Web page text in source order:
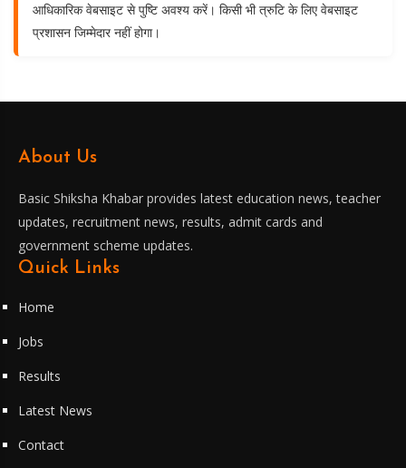
आधिकारिक वेबसाइट से पुष्टि अवश्य करें। किसी भी त्रुटि के लिए वेबसाइट
प्रशासन जिम्मेदार नहीं होगा।
About Us
Basic Shiksha Khabar provides latest education news, teacher
updates, recruitment news, results, admit cards and
government scheme updates.
Quick Links
Home
Jobs
Results
Latest News
Contact